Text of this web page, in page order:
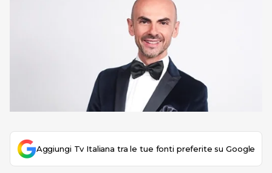
Aggiungi Tv Italiana tra le tue fonti preferite su Google